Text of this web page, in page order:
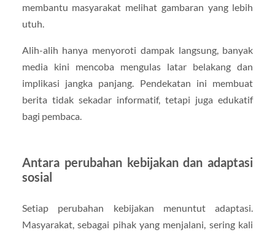
membantu masyarakat melihat gambaran yang lebih
utuh.
Alih-alih hanya menyoroti dampak langsung, banyak
media kini mencoba mengulas latar belakang dan
implikasi jangka panjang. Pendekatan ini membuat
berita tidak sekadar informatif, tetapi juga edukatif
bagi pembaca.
Antara perubahan kebijakan dan adaptasi
sosial
Setiap perubahan kebijakan menuntut adaptasi.
Masyarakat, sebagai pihak yang menjalani, sering kali